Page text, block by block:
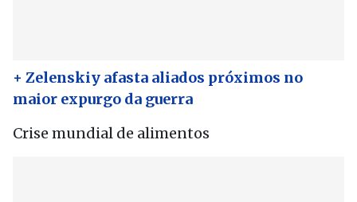
+ Zelenskiy afasta aliados próximos no
maior expurgo da guerra
Crise mundial de alimentos